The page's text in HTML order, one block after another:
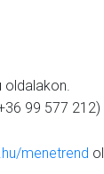
oldalakon.
99 577 212)
menetrend